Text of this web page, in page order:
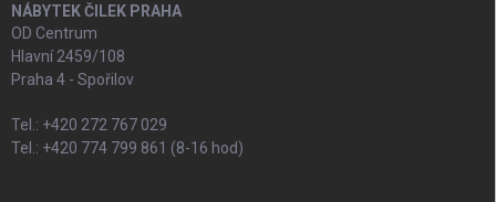
NÁBYTEK ČILEK PRAHA
OD Centrum
Hlavní 2459/108
Praha 4 - Spořilov
Tel.: +420 272 767 029
Tel.: +420 774 799 861 (8-16 hod)